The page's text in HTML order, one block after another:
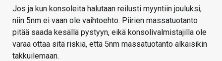
Jos ja kun konsoleita halutaan reilusti myyntiin jouluksi,
niin 5nm ei vaan ole vaihtoehto. Piirien massatuotanto
pitää saada kesällä pystyyn, eikä konsolivalmistajilla ole
varaa ottaa sitä riskiä, että 5nm massatuotanto alkaisikin
takkuilemaan.